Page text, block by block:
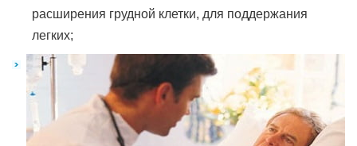
расширения грудной клетки, для поддержания
легких;